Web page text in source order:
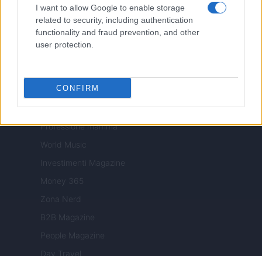
I want to allow Google to enable storage
related to security, including authentication
functionality and fraud prevention, and other
user protection.
CONFIRM
Tuobenessere
Viaggiamo
Luxury Club
Il Calcio Online
Professione mamma
World Music
Investimenti Magazine
Money 365
Zona Nerd
B2B Magazine
People Magazine
Day Travel